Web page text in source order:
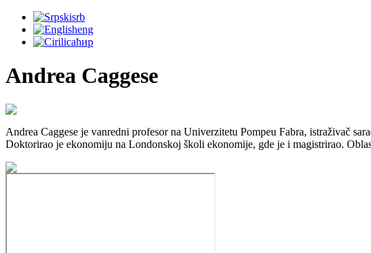
srb
eng
ћир
Andrea Caggese
Andrea Caggese je vanredni profesor na Univerzitetu Pompeu Fabra, istraživač
Doktorirao je ekonomiju na Londonskoj školi ekonomije, gde je i magistrirao.